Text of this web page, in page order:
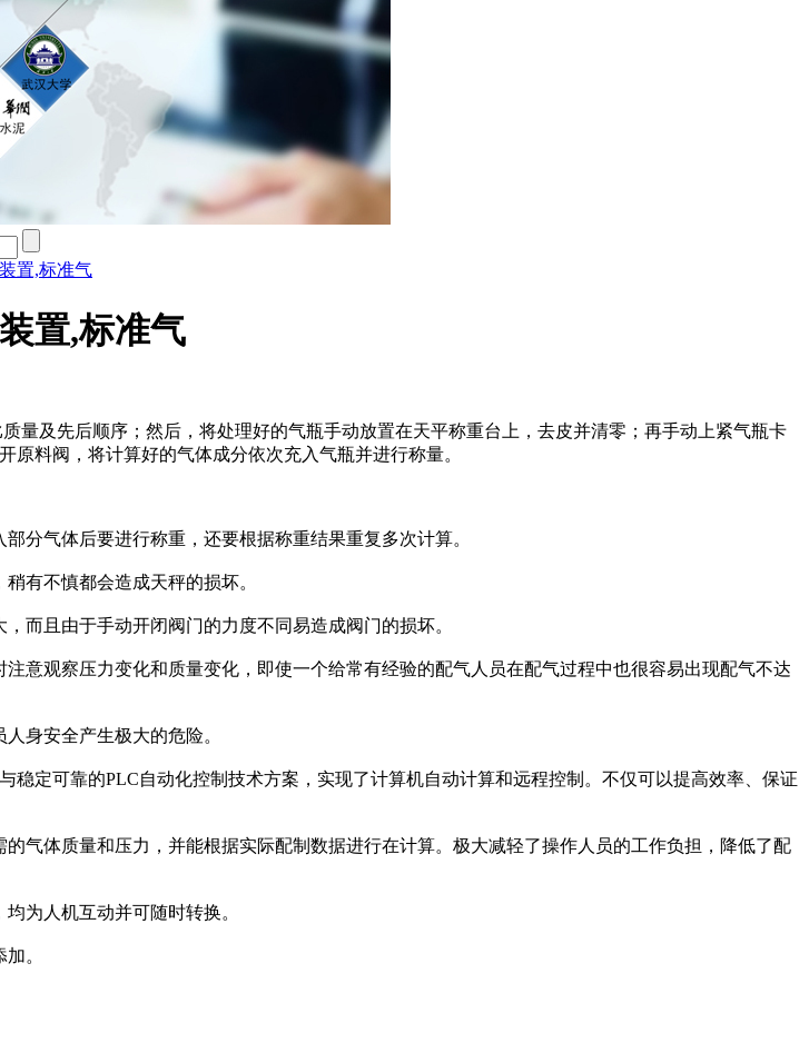
置,标准气
置,标准气
质量及先后顺序；然后，将处理好的气瓶手动放置在天平称重台上，去皮并清零；再手动上紧气瓶卡
料阀，将计算好的气体成分依次充入气瓶并进行称量。
分气体后要进行称重，还要根据称重结果重复多次计算。
有不慎都会造成天秤的损坏。
而且由于手动开闭阀门的力度不同易造成阀门的损坏。
意观察压力变化和质量变化，即使一个给常有经验的配气人员在配气过程中也很容易出现配气不达
身安全产生极大的危险。
定可靠的PLC自动化控制技术方案，实现了计算机自动计算和远程控制。不仅可以提高效率、保证
气体质量和压力，并能根据实际配制数据进行在计算。极大减轻了操作人员的工作负担，降低了配
为人机互动并可随时转换。
。